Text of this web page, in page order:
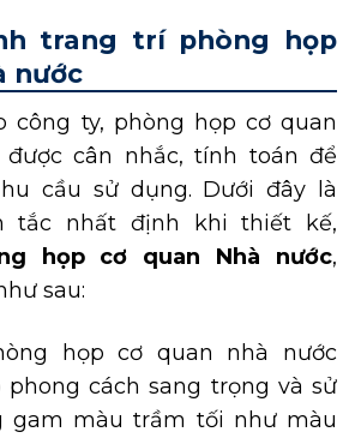
trang trí phòng họp
nước
công ty, phòng họp cơ quan
cân nhắc, tính toán để
cầu sử dụng. Dưới đây là
tắc nhất định khi thiết kế,
họp cơ quan Nhà nước,
sau:
họp cơ quan nhà nước
cách sang trọng và sử
gam màu trầm tối như màu